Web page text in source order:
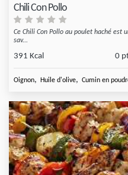
Chili Con Pollo
Ce Chili Con Pollo au poulet haché est
sav...
391 Kcal 0
Oignon, Huile d'olive, Cumin en